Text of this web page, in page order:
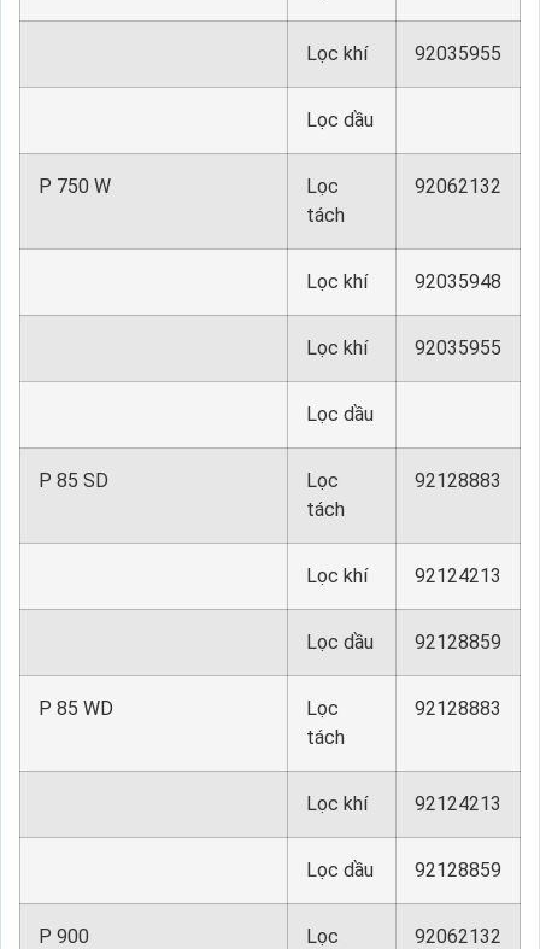
Lọc khí 92035955
Lọc dầu
P 750 W
Lọc
tách
92062132
Lọc khí 92035948
Lọc khí 92035955
Lọc dầu
P 85 SD
Lọc
tách
92128883
Lọc khí 92124213
Lọc dầu 92128859
P 85 WD
Lọc
tách
92128883
Lọc khí 92124213
Lọc dầu 92128859
P 900 Lọc 92062132